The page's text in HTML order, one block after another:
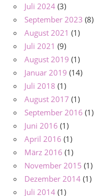
Juli 2024 (3)
September 2023 (8)
August 2021 (1)
Juli 2021 (9)
August 2019 (1)
Januar 2019 (14)
Juli 2018 (1)
August 2017 (1)
September 2016 (1)
Juni 2016 (1)
April 2016 (1)
März 2016 (1)
November 2015 (1)
Dezember 2014 (1)
Juli 2014 (1)